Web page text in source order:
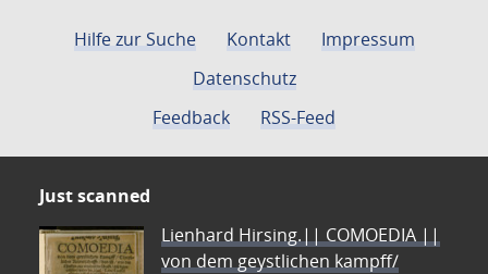
Hilfe zur Suche Kontakt
Impressum
Datenschutz
Feedback
RSS-Feed
Just scanned
Lienhard Hirsing.|| COMOEDIA ||
von dem geystlichen kampff/